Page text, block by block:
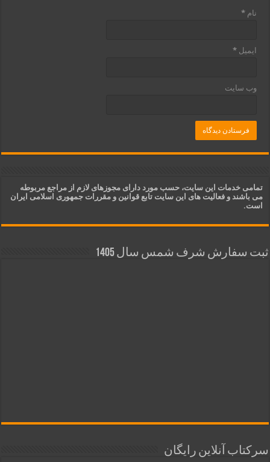
نام*
ایمیل*
وب‌ سایت
تمامی خدمات این سایت، حسب مورد دارای مجوزهای لازم از مراجع مربوطه
می باشند و فعالیت های این سایت تابع قوانین و مقررات جمهوری اسلامی ایران
است.
ثبت سفارش شرف شمس سال 1405
سرکتاب آنلاین رایگان